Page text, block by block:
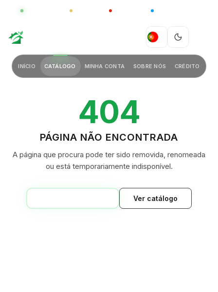
GLOBAL CHINA
PT
INÍCIO CATÁLOGO MINHA CONTA SOBRE NÓS CRÉDITO
404
PÁGINA NÃO ENCONTRADA
A página que procura pode ter sido removida, renomeada
ou está temporariamente indisponível.
Ver catálogo